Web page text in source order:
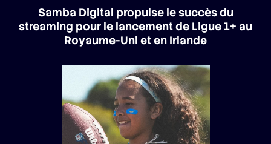
Samba Digital propulse le succès du
streaming pour le lancement de Ligue 1+ au
Royaume-Uni et en Irlande